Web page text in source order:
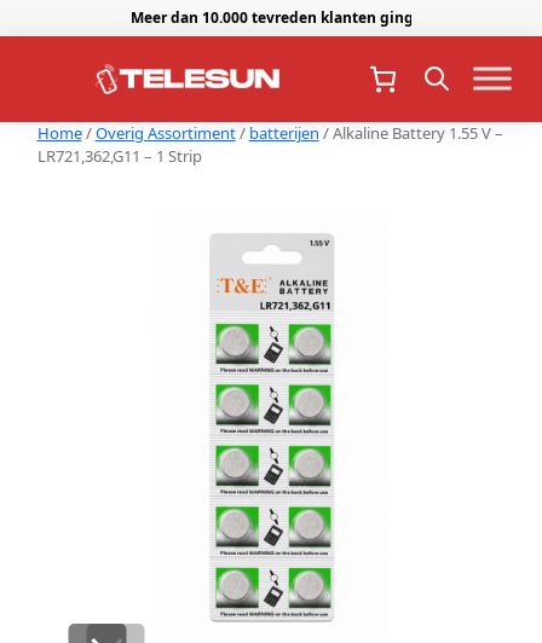
Meer dan 10.000 tevreden klanten gingen je voor.
Home/Overig Assortiment/ batterijen / Alkaline Battery 1.55 V –
LR721,362,G11 – 1 Strip